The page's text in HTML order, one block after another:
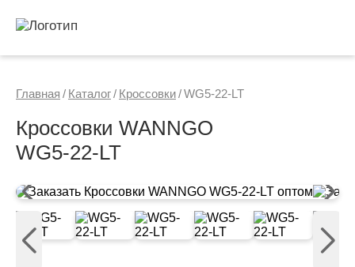
Главная / Каталог/ Кроссовки/WG5-22-LT
Кроссовки WANNGO
WG5‑22‑LT